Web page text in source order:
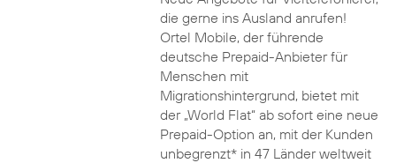
die gerne ins Ausland anrufen!
Ortel Mobile, der führende
deutsche Prepaid-Anbieter für
Menschen mit
Migrationshintergrund, bietet mit
der „World Flat“ ab sofort eine neue
Prepaid-Option an, mit der Kunden
unbegrenzt* in 47 Länder weltweit